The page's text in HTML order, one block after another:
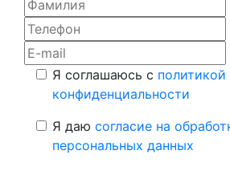
Я соглашаюсь с политикой
конфиденциальности
Я даю согласие на
персональных данных